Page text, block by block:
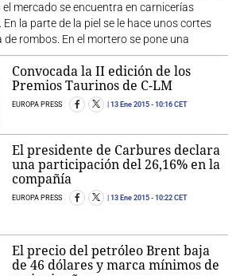
mercado se encuentra en carnicerías
la parte de la piel se le hace unos cortes
rombos. En el mortero se pone una
Convocada la II edición de los
Premios Taurinos de C-LM
EUROPA PRESS 13 Ene 2015 - 10:16 CET
El presidente de Carbures declara
una participación del 26,16% en la
compañía
EUROPA PRESS 13 Ene 2015 - 10:22 CET
El precio del petróleo Brent baja
de 46 dólares y marca mínimos de